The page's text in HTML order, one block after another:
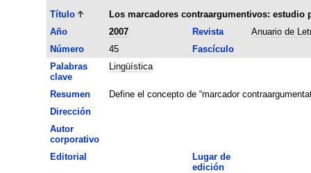
Título
Los marcadores contraargumentivos:
Año
2007 Revista
Anuario de
Número
45
Fascículo
Palabras
clave
Lingüística
Resumen
Define el concepto de “marcador
Dirección
Autor
corporativo
Editorial
Lugar de
edición